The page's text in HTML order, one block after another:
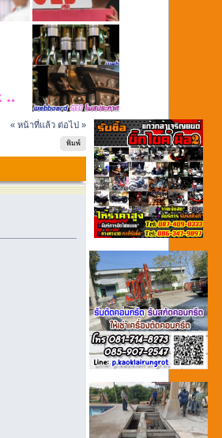
« หน้าที่แล้ว ต่อไป »
พิมพ์